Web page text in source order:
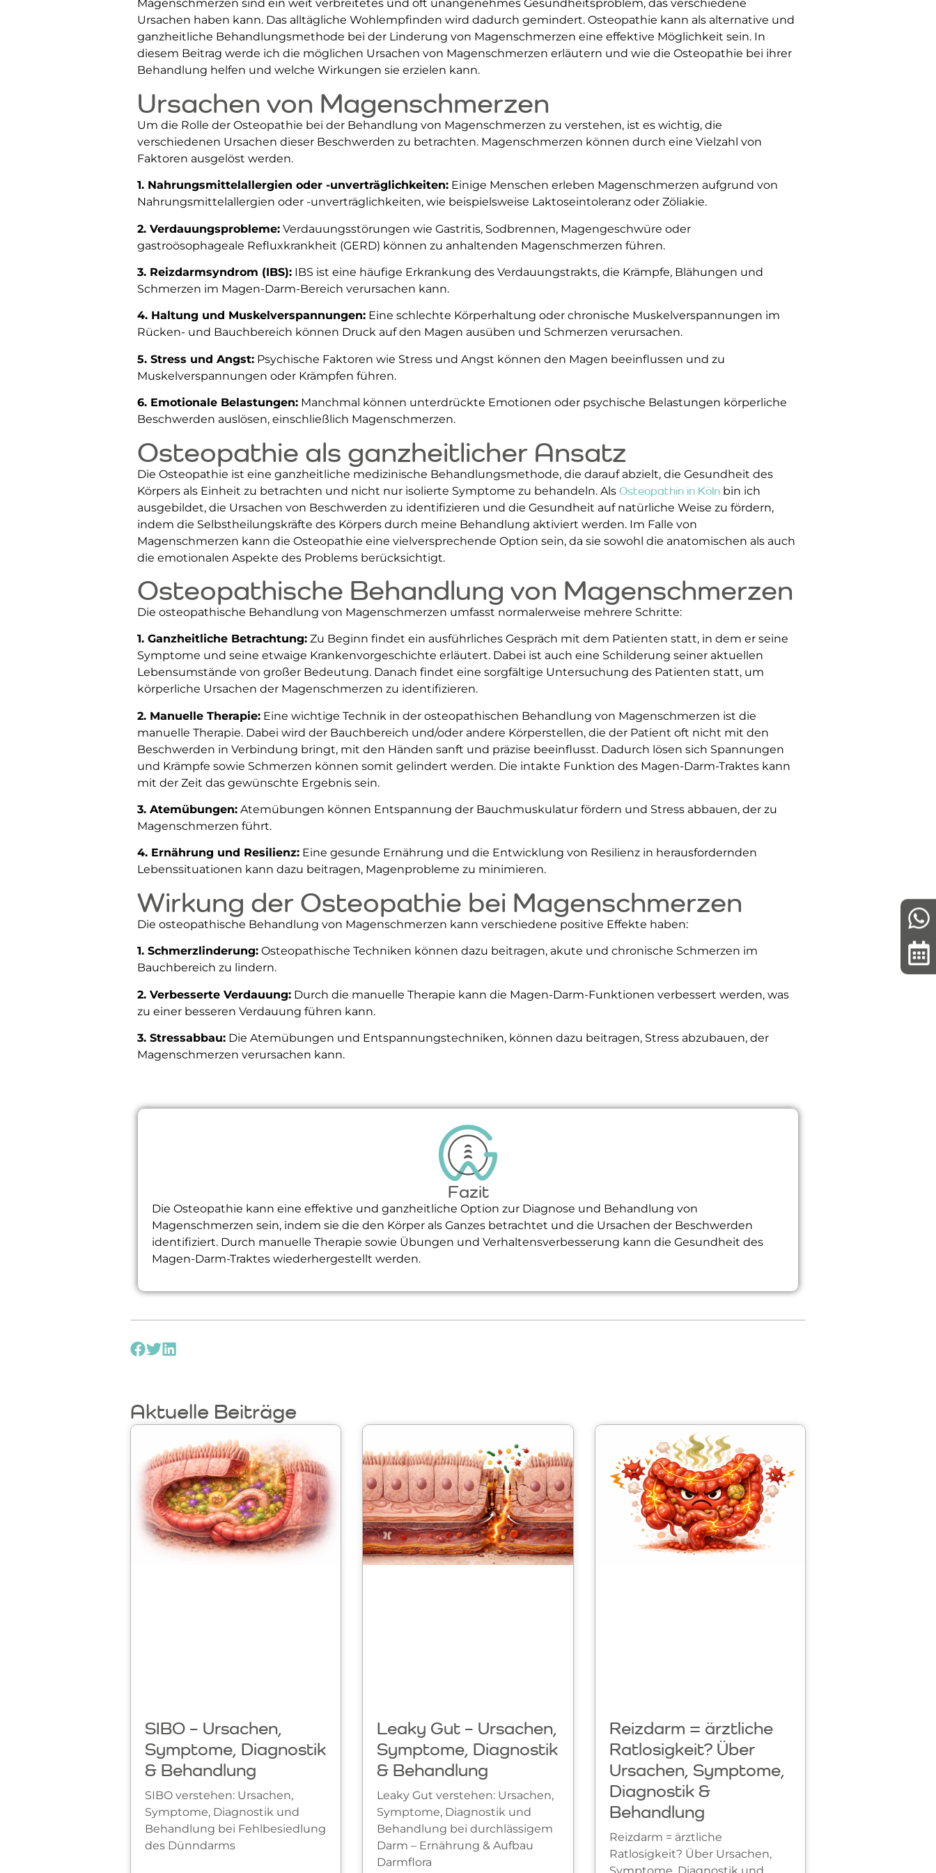
Magenschmerzen sind ein weit verbreitetes und oft unangenehmes Gesundheitsproblem, das verschiedene
Ursachen haben kann. Das alltägliche Wohlempfinden wird dadurch gemindert. Osteopathie kann als alternative und
ganzheitliche Behandlungsmethode bei der Linderung von Magenschmerzen eine effektive Möglichkeit sein. In
diesem Beitrag werde ich die möglichen Ursachen von Magenschmerzen erläutern und wie die Osteopathie bei ihrer
Behandlung helfen und welche Wirkungen sie erzielen kann.
Ursachen von Magenschmerzen
Um die Rolle der Osteopathie bei der Behandlung von Magenschmerzen zu verstehen, ist es wichtig, die
verschiedenen Ursachen dieser Beschwerden zu betrachten. Magenschmerzen können durch eine Vielzahl von
Faktoren ausgelöst werden.
1. Nahrungsmittelallergien oder -unverträglichkeiten: Einige Menschen erleben Magenschmerzen aufgrund von
Nahrungsmittelallergien oder -unverträglichkeiten, wie beispielsweise Laktoseintoleranz oder Zöliakie.
2. Verdauungsprobleme: Verdauungsstörungen wie Gastritis, Sodbrennen, Magengeschwüre oder
gastroösophageale Refluxkrankheit (GERD) können zu anhaltenden Magenschmerzen führen.
3. Reizdarmsyndrom (IBS): IBS ist eine häufige Erkrankung des Verdauungstrakts, die Krämpfe, Blähungen und
Schmerzen im Magen-Darm-Bereich verursachen kann.
4. Haltung und Muskelverspannungen: Eine schlechte Körperhaltung oder chronische Muskelverspannungen im
Rücken- und Bauchbereich können Druck auf den Magen ausüben und Schmerzen verursachen.
5. Stress und Angst: Psychische Faktoren wie Stress und Angst können den Magen beeinflussen und zu
Muskelverspannungen oder Krämpfen führen.
6. Emotionale Belastungen: Manchmal können unterdrückte Emotionen oder psychische Belastungen körperliche
Beschwerden auslösen, einschließlich Magenschmerzen.
Osteopathie als ganzheitlicher Ansatz
Die Osteopathie ist eine ganzheitliche medizinische Behandlungsmethode, die darauf abzielt, die Gesundheit des
Körpers als Einheit zu betrachten und nicht nur isolierte Symptome zu behandeln. Als Osteopathin in Köln bin ich
ausgebildet, die Ursachen von Beschwerden zu identifizieren und die Gesundheit auf natürliche Weise zu fördern,
indem die Selbstheilungskräfte des Körpers durch meine Behandlung aktiviert werden. Im Falle von
Magenschmerzen kann die Osteopathie eine vielversprechende Option sein, da sie sowohl die anatomischen als auch
die emotionalen Aspekte des Problems berücksichtigt.
Osteopathische Behandlung von Magenschmerzen
Die osteopathische Behandlung von Magenschmerzen umfasst normalerweise mehrere Schritte:
1. Ganzheitliche Betrachtung: Zu Beginn findet ein ausführliches Gespräch mit dem Patienten statt, in dem er seine
Symptome und seine etwaige Krankenvorgeschichte erläutert. Dabei ist auch eine Schilderung seiner aktuellen
Lebensumstände von großer Bedeutung. Danach findet eine sorgfältige Untersuchung des Patienten statt, um
körperliche Ursachen der Magenschmerzen zu identifizieren.
2. Manuelle Therapie: Eine wichtige Technik in der osteopathischen Behandlung von Magenschmerzen ist die
manuelle Therapie. Dabei wird der Bauchbereich und/oder andere Körperstellen, die der Patient oft nicht mit den
Beschwerden in Verbindung bringt, mit den Händen sanft und präzise beeinflusst. Dadurch lösen sich Spannungen
und Krämpfe sowie Schmerzen können somit gelindert werden. Die intakte Funktion des Magen-Darm-Traktes kann
mit der Zeit das gewünschte Ergebnis sein.
3. Atemübungen: Atemübungen können Entspannung der Bauchmuskulatur fördern und Stress abbauen, der zu
Magenschmerzen führt.
4. Ernährung und Resilienz: Eine gesunde Ernährung und die Entwicklung von Resilienz in herausfordernden
Lebenssituationen kann dazu beitragen, Magenprobleme zu minimieren.
Wirkung der Osteopathie bei Magenschmerzen
Die osteopathische Behandlung von Magenschmerzen kann verschiedene positive Effekte haben:
1. Schmerzlinderung: Osteopathische Techniken können dazu beitragen, akute und chronische Schmerzen im
Bauchbereich zu lindern.
2. Verbesserte Verdauung: Durch die manuelle Therapie kann die Magen-Darm-Funktionen verbessert werden, was
zu einer besseren Verdauung führen kann.
3. Stressabbau: Die Atemübungen und Entspannungstechniken, können dazu beitragen, Stress abzubauen, der
Magenschmerzen verursachen kann.
Fazit
Die Osteopathie kann eine effektive und ganzheitliche Option zur Diagnose und Behandlung von
Magenschmerzen sein, indem sie die den Körper als Ganzes betrachtet und die Ursachen der Beschwerden
identifiziert. Durch manuelle Therapie sowie Übungen und Verhaltensverbesserung kann die Gesundheit des
Magen-Darm-Traktes wiederhergestellt werden.
Aktuelle Beiträge
SIBO – Ursachen,
Symptome, Diagnostik
& Behandlung
SIBO verstehen: Ursachen,
Symptome, Diagnostik und
Behandlung bei Fehlbesiedlung
des Dünndarms
Leaky Gut – Ursachen,
Symptome, Diagnostik
& Behandlung
Leaky Gut verstehen: Ursachen,
Symptome, Diagnostik und
Behandlung bei durchlässigem
Darm – Ernährung & Aufbau
Darmflora
Reizdarm = ärztliche
Ratlosigkeit? Über
Ursachen, Symptome,
Diagnostik &
Behandlung
Reizdarm = ärztliche
Ratlosigkeit? Über Ursachen,